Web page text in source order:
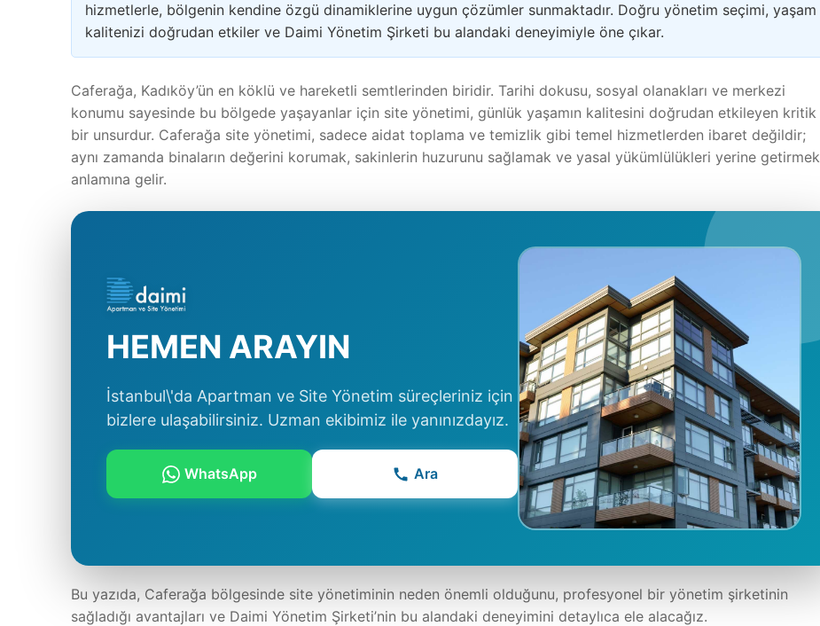
hizmetlerle, bölgenin kendine özgü dinamiklerine uygun çözümler sunmaktadır. Doğru yönetim seçimi, yaşam
kalitenizi doğrudan etkiler ve Daimi Yönetim Şirketi bu alandaki deneyimiyle öne çıkar.
Caferağa, Kadıköy’ün en köklü ve hareketli semtlerinden biridir. Tarihi dokusu, sosyal olanakları ve merkezi
konumu sayesinde bu bölgede yaşayanlar için site yönetimi, günlük yaşamın kalitesini doğrudan etkileyen kritik
bir unsurdur. Caferağa site yönetimi, sadece aidat toplama ve temizlik gibi temel hizmetlerden ibaret değildir;
aynı zamanda binaların değerini korumak, sakinlerin huzurunu sağlamak ve yasal yükümlülükleri yerine getirmek
anlamına gelir.
HEMEN ARAYIN
İstanbul\'da Apartman ve Site Yönetim süreçleriniz için
bizlere ulaşabilirsiniz. Uzman ekibimiz ile yanınızdayız.
WhatsApp Ara
Bu yazıda, Caferağa bölgesinde site yönetiminin neden önemli olduğunu, profesyonel bir yönetim şirketinin
sağladığı avantajları ve Daimi Yönetim Şirketi’nin bu alandaki deneyimini detaylıca ele alacağız.